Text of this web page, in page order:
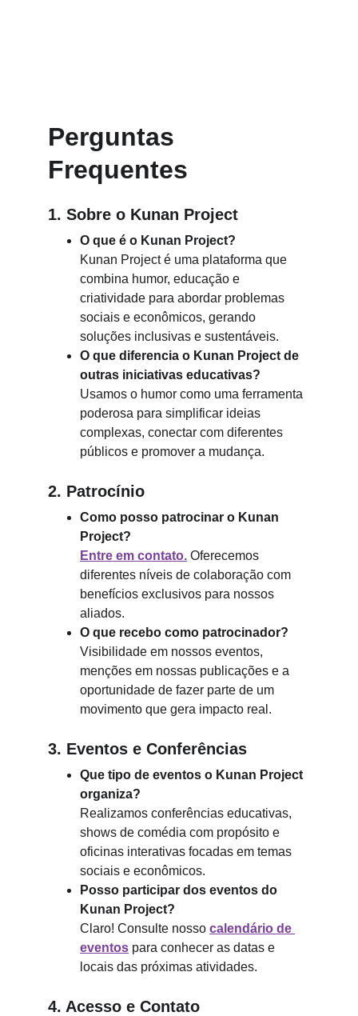
Perguntas
Frequentes
1. Sobre o Kunan Project
O que é o Kunan Project?
Kunan Project é uma plataforma que
combina humor, educação e
criatividade para abordar problemas
sociais e econômicos, gerando
soluções inclusivas e sustentáveis.
O que diferencia o Kunan Project de
outras iniciativas educativas?
Usamos o humor como uma ferramenta
poderosa para simplificar ideias
complexas, conectar com diferentes
públicos e promover a mudança.
2. Patrocínio
Como posso patrocinar o Kunan
Project?
Entre em contato. Oferecemos
diferentes níveis de colaboração com
benefícios exclusivos para nossos
aliados.
O que recebo como patrocinador?
Visibilidade em nossos eventos,
menções em nossas publicações e a
oportunidade de fazer parte de um
movimento que gera impacto real.
3. Eventos e Conferências
Que tipo de eventos o Kunan Project
organiza?
Realizamos conferências educativas,
shows de comédia com propósito e
oficinas interativas focadas em temas
sociais e econômicos.
Posso participar dos eventos do
Kunan Project?
Claro! Consulte nosso calendário de
eventos para conhecer as datas e
locais das próximas atividades.
4. Acesso e Contato